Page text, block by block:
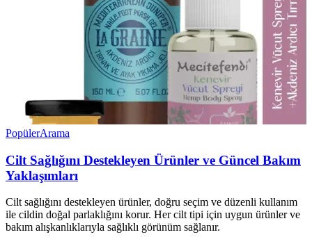
PopülerArama
Cilt Sağlığını Destekleyen Ürünler ve Güncel Bakım
Yaklaşımları
Cilt sağlığını destekleyen ürünler, doğru seçim ve düzenli kullanım
ile cildin doğal parlaklığını korur. Her cilt tipi için uygun ürünler ve
bakım alışkanlıklarıyla sağlıklı görünüm sağlanır.